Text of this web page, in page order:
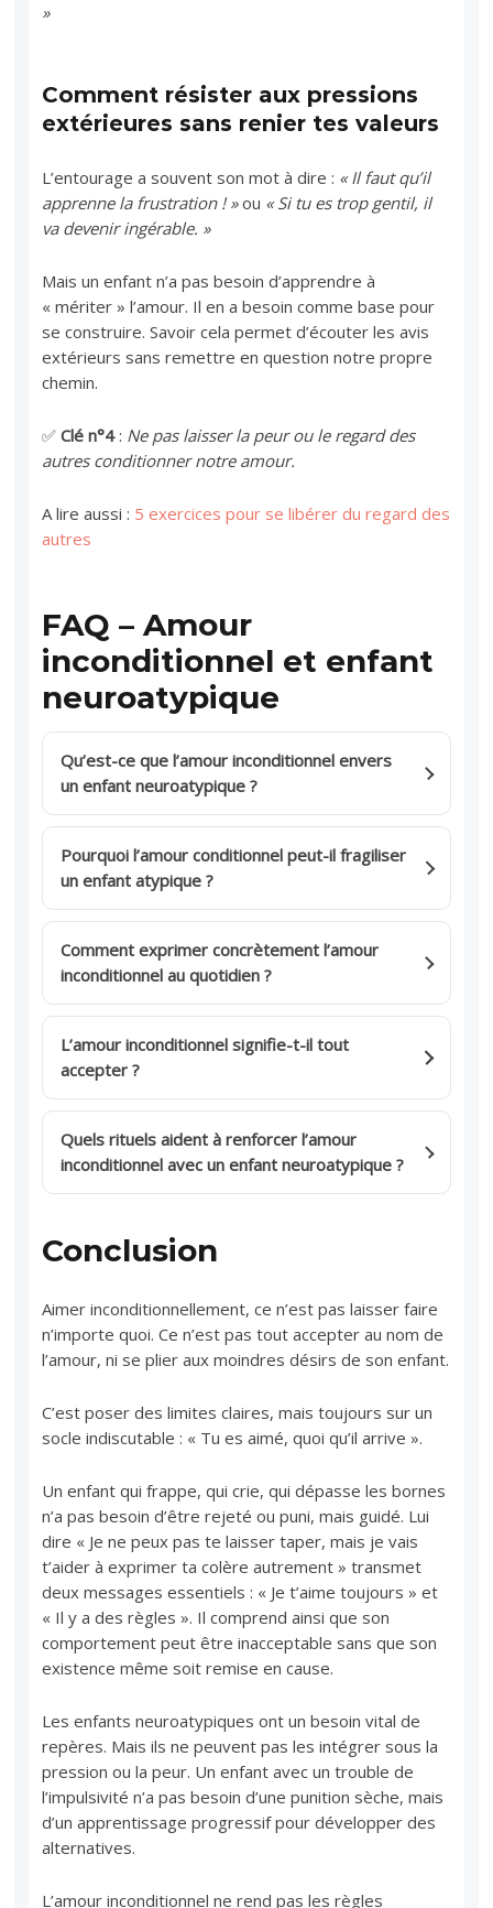
»
Comment résister aux pressions
extérieures sans renier tes valeurs
L’entourage a souvent son mot à dire : « Il faut qu’il
apprenne la frustration ! »ou « Si tu es trop gentil, il
va devenir ingérable. »
Mais un enfant n’a pas besoin d’apprendre à
« mériter » l’amour. Il en a besoin comme base pour
se construire. Savoir cela permet d’écouter les avis
extérieurs sans remettre en question notre propre
chemin.
✅Clé n°4: Ne pas laisser la peur ou le regard des
autres conditionner notre amour.
A lire aussi : 5 exercices pour se libérer du regard des
autres
FAQ – Amour
inconditionnel et enfant
neuroatypique
Qu’est-ce que l’amour inconditionnel envers
un enfant neuroatypique ?
Pourquoi l’amour conditionnel peut-il fragiliser
un enfant atypique ?
Comment exprimer concrètement l’amour
inconditionnel au quotidien ?
L’amour inconditionnel signifie-t-il tout
accepter ?
Quels rituels aident à renforcer l’amour
inconditionnel avec un enfant neuroatypique ?
Conclusion
Aimer inconditionnellement, ce n’est pas laisser faire
n’importe quoi. Ce n’est pas tout accepter au nom de
l’amour, ni se plier aux moindres désirs de son enfant.
C’est poser des limites claires, mais toujours sur un
socle indiscutable : « Tu es aimé, quoi qu’il arrive ».
Un enfant qui frappe, qui crie, qui dépasse les bornes
n’a pas besoin d’être rejeté ou puni, mais guidé. Lui
dire « Je ne peux pas te laisser taper, mais je vais
t’aider à exprimer ta colère autrement » transmet
deux messages essentiels : « Je t’aime toujours » et
« Il y a des règles ». Il comprend ainsi que son
comportement peut être inacceptable sans que son
existence même soit remise en cause.
Les enfants neuroatypiques ont un besoin vital de
repères. Mais ils ne peuvent pas les intégrer sous la
pression ou la peur. Un enfant avec un trouble de
l’impulsivité n’a pas besoin d’une punition sèche, mais
d’un apprentissage progressif pour développer des
alternatives.
L’amour inconditionnel ne rend pas les règles